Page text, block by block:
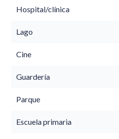
Hospital/clínica
Lago
Cine
Guardería
Parque
Escuela primaria